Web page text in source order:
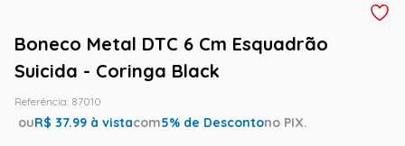
Boneco Metal DTC 6 Cm Esquadrão
Suicida - Coringa Black
Referência: 87010
ouR$ 37.99 à vistacom5% de Descontono PIX.